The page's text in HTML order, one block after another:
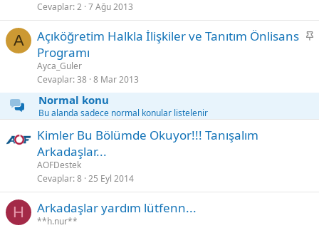
t
Cevaplar 2 7 Ağu 2013
A
S
Açıköğretim Halkla İlişkiler ve Tanıtım Önlisans
Programı
Ayca_Guler
Cevaplar 38 8 Mar 2013
Normal konu
Bu alanda sadece normal konular listelenir
Kimler Bu Bölümde Okuyor!!! Tanışalım
Arkadaşlar...
AOFDestek
Cevaplar 8 25 Eyl 2014
H Arkadaşlar yardım lütfenn...
**h.nur**